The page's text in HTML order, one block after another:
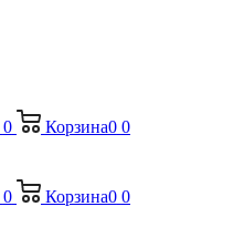
0 Корзина0 0
0 Корзина0 0